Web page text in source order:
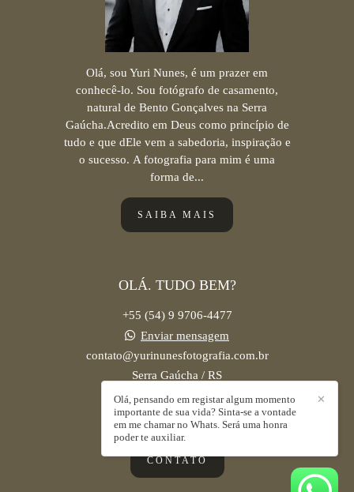
Olá, sou Yuri Nunes, é um prazer em
conhecê-lo. Sou fotógrafo de casamento,
natural de Bento Gonçalves na Serra
Gaúcha.Acredito em Deus como princípio de
tudo e que dEle vem a sabedoria, inspiração e
o sucesso. A fotografia para mim é uma
forma de...
SAIBA MAIS
OLÁ. TUDO BEM?
+55 (54) 9 9706-4477
Enviar mensagem
contato@yurinunesfotografia.com.br
Serra Gaúcha / RS
CONTATO
✕
Olá, pensando em registar algum momento
importante de sua vida? Sinta-se a vontade
em me chamar no Whats. Será uma honra
poder te auxiliar.